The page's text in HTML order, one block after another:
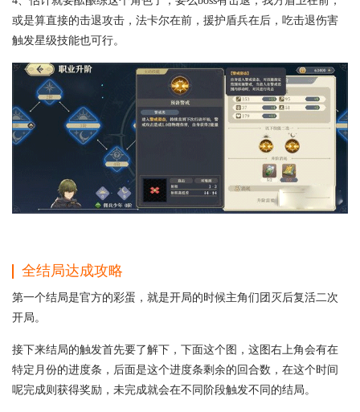
或是算直接的击退攻击，法卡尔在前，援护盾兵在后，吃击退伤害
触发星级技能也可行。
全结局达成攻略
第一个结局是官方的彩蛋，就是开局的时候主角们团灭后复活二次
开局。
接下来结局的触发首先要了解下，下面这个图，这图右上角会有在
特定月份的进度条，后面是这个进度条剩余的回合数，在这个时间
呢完成则获得奖励，未完成就会在不同阶段触发不同的结局。